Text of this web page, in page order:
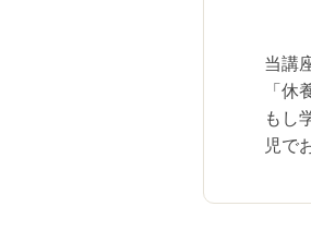
当講
「休
もし
児で